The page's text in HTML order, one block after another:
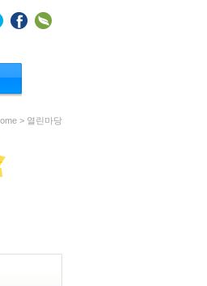
> 열린마당